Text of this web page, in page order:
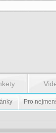
Pro